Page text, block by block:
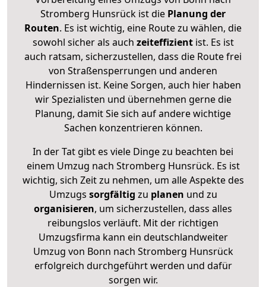
Stromberg Hunsrück ist die Planung der
Routen. Es ist wichtig, eine Route zu wählen, die
sowohl sicher als auch zeiteffizientist. Es ist
auch ratsam, sicherzustellen, dass die Route frei
von Straßensperrungen und anderen
Hindernissen ist. Keine Sorgen, auch hier haben
wir Spezialisten und übernehmen gerne die
Planung, damit Sie sich auf andere wichtige
Sachen konzentrieren können.
In der Tat gibt es viele Dinge zu beachten bei
einem Umzug nach Stromberg Hunsrück. Es ist
wichtig, sich Zeit zu nehmen, um alle Aspekte des
Umzugs sorgfältig zu planen und zu
organisieren, um sicherzustellen, dass alles
reibungslos verläuft. Mit der richtigen
Umzugsfirma kann ein deutschlandweiter
Umzug von Bonn nach Stromberg Hunsrück
erfolgreich durchgeführt werden und dafür
sorgen wir.